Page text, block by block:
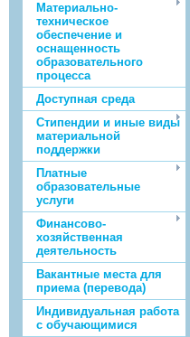
Материально-
техническое
обеспечение и
оснащенность
образовательного
процесса
Доступная среда
Стипендии и иные виды
материальной
поддержки
Платные
образовательные
услуги
Финансово-
хозяйственная
деятельность
Вакантные места для
приема (перевода)
Индивидуальная работа
с обучающимися